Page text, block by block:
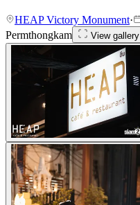
HEAP Victory Monument·
Permthongkam
View gallery